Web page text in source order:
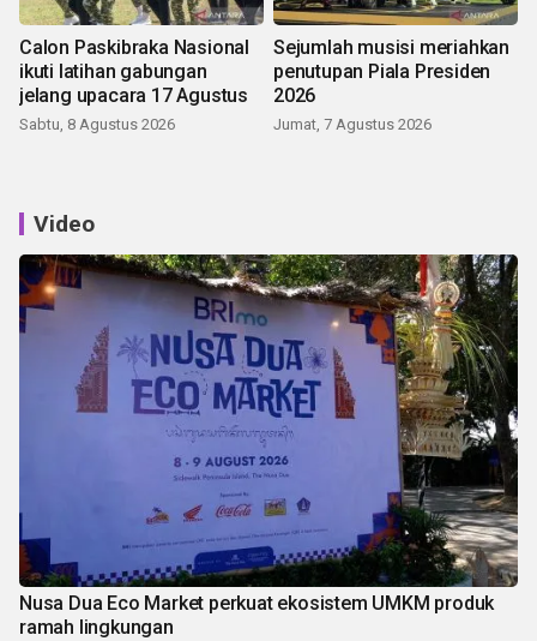
Calon Paskibraka Nasional
ikuti latihan gabungan
jelang upacara 17 Agustus
Sabtu, 8 Agustus 2026
Sejumlah musisi meriahkan
penutupan Piala Presiden
2026
Jumat, 7 Agustus 2026
Video
Nusa Dua Eco Market perkuat ekosistem UMKM produk
ramah lingkungan